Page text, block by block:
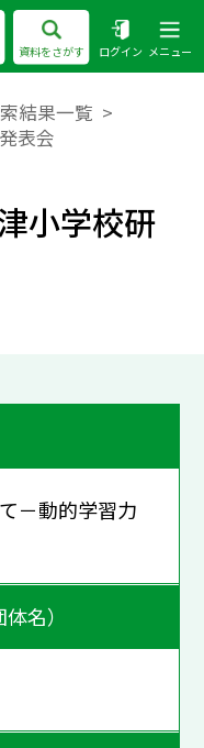
資料をさがす ログイン メニュー
結果一覧
表会
小学校研
－動的学習力
名）